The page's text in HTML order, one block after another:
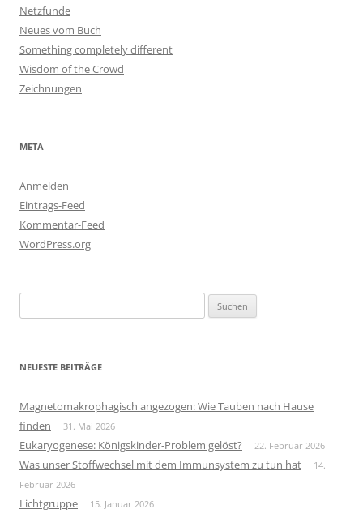
Netzfunde
Neues vom Buch
Something completely different
Wisdom of the Crowd
Zeichnungen
META
Anmelden
Eintrags-Feed
Kommentar-Feed
WordPress.org
nach:
NEUESTE BEITRÄGE
Magnetomakrophagisch angezogen: Wie Tauben nach Hause
finden
31. Mai 2026
Eukaryogenese: Königskinder-Problem gelöst? 22. Februar 2026
Was unser Stoffwechsel mit dem Immunsystem zu tun hat
14.
Februar 2026
Lichtgruppe 15. Januar 2026